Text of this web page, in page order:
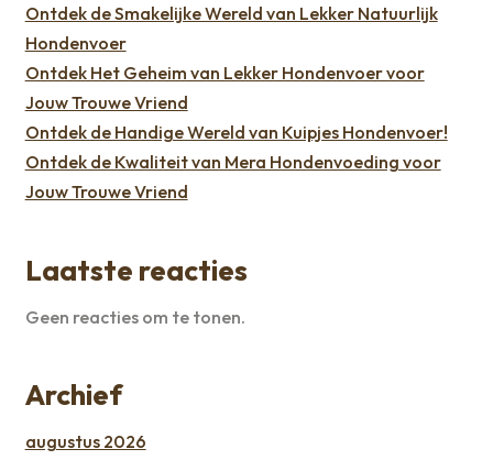
Ontdek de Smakelijke Wereld van Lekker Natuurlijk
Hondenvoer
Ontdek Het Geheim van Lekker Hondenvoer voor
Jouw Trouwe Vriend
Ontdek de Handige Wereld van Kuipjes Hondenvoer!
Ontdek de Kwaliteit van Mera Hondenvoeding voor
Jouw Trouwe Vriend
Laatste reacties
Geen reacties om te tonen.
Archief
augustus 2026